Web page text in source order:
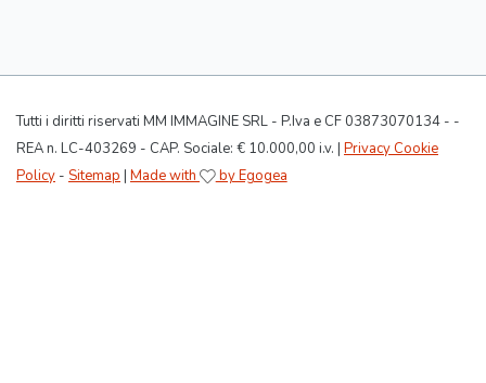
Tutti i diritti riservati MM IMMAGINE SRL - P.Iva e CF 03873070134 - -
REA n. LC-403269 - CAP. Sociale: € 10.000,00 i.v. | Privacy Cookie
Policy - Sitemap | Made with by Egogea